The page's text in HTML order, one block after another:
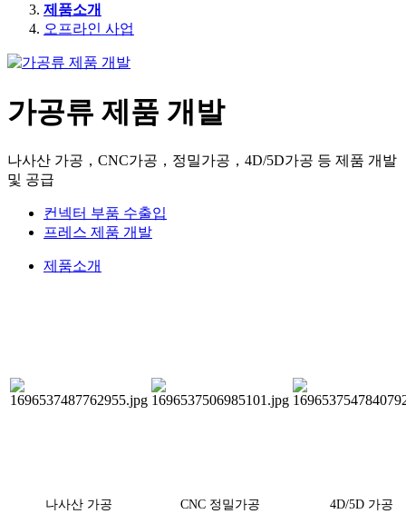
제품소개
오프라인 사업
가공류 제품 개발
나사산 가공，CNC가공，정밀가공，4D/5D가공 등 제품 개발
및 공급
컨넥터 부품 수출입
프레스 제품 개발
제품소개
나사산 가공 CNC 정밀가공 4D/5D 가공